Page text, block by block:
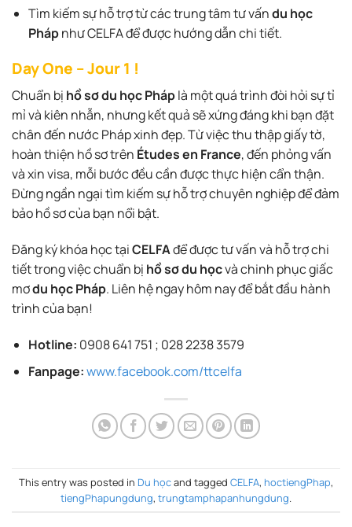
Tìm kiếm sự hỗ trợ từ các trung tâm tư vấndu học
Phápnhư CELFA để được hướng dẫn chi tiết.
Day One – Jour 1 !
Chuẩn bị hồ sơ du học Pháplà một quá trình đòi hỏi sự tỉ
mỉ và kiên nhẫn, nhưng kết quả sẽ xứng đáng khi bạn đặt
chân đến nước Pháp xinh đẹp. Từ việc thu thập giấy tờ,
hoàn thiện hồ sơ trên Études en France, đến phỏng vấn
và xin visa, mỗi bước đều cần được thực hiện cẩn thận.
Đừng ngần ngại tìm kiếm sự hỗ trợ chuyên nghiệp để đảm
bảo hồ sơ của bạn nổi bật.
Đăng ký khóa học tạiCELFAđể được tư vấn và hỗ trợ chi
tiết trong việc chuẩn bị hồ sơ du họcvà chinh phục giấc
mơdu học Pháp. Liên hệ ngay hôm nay để bắt đầu hành
trình của bạn!
Hotline: 0908 641 751 ; 028 2238 3579
Fanpage:www.facebook.com/ttcelfa
This entry was posted in Du họcand tagged CELFA, hoctiengPhap,
tiengPhapungdung, trungtamphapanhungdung